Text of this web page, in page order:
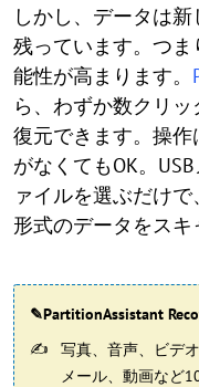
しかし、データは
残っています。つま
能性が高まります。
ら、わずか数クリ
復元できます。操
がなくてもOK。
ァイルを選ぶだけ
形式のデータをスキ
✎PartitionAssistant
写真、音声、ビデオ
メール、動画など